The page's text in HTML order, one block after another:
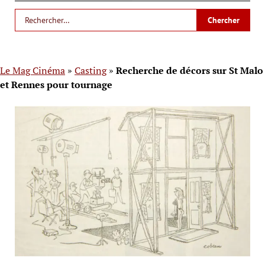
Le Mag Cinéma » Casting» Recherche de décors sur St Malo
et Rennes pour tournage